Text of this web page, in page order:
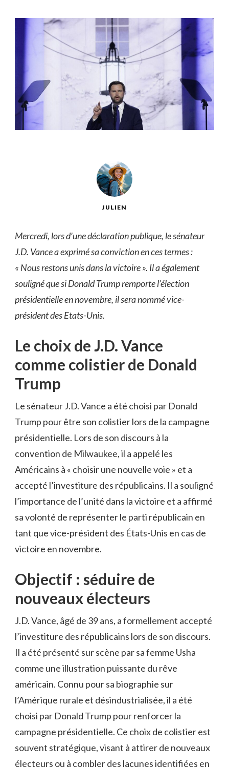
JULIEN
Mercredi, lors d’une déclaration publique, le sénateur
J.D. Vance a exprimé sa conviction en ces termes :
« Nous restons unis dans la victoire ». Il a également
souligné que si Donald Trump remporte l’élection
présidentielle en novembre, il sera nommé vice-
président des Etats-Unis.
Le choix de J.D. Vance
comme colistier de Donald
Trump
Le sénateur J.D. Vance a été choisi par Donald
Trump pour être son colistier lors de la campagne
présidentielle. Lors de son discours à la
convention de Milwaukee, il a appelé les
Américains à « choisir une nouvelle voie » et a
accepté l’investiture des républicains. Il a souligné
l’importance de l’unité dans la victoire et a affirmé
sa volonté de représenter le parti républicain en
tant que vice-président des États-Unis en cas de
victoire en novembre.
Objectif : séduire de
nouveaux électeurs
J.D. Vance, âgé de 39 ans, a formellement accepté
l’investiture des républicains lors de son discours.
Il a été présenté sur scène par sa femme Usha
comme une illustration puissante du rêve
américain. Connu pour sa biographie sur
l’Amérique rurale et désindustrialisée, il a été
choisi par Donald Trump pour renforcer la
campagne présidentielle. Ce choix de colistier est
souvent stratégique, visant à attirer de nouveaux
électeurs ou à combler des lacunes identifiées en